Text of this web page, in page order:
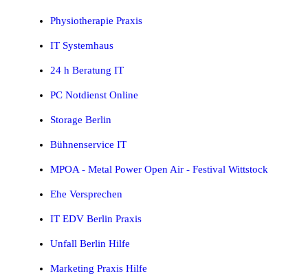
Physiotherapie Praxis
IT Systemhaus
24 h Beratung IT
PC Notdienst Online
Storage Berlin
Bühnenservice IT
MPOA - Metal Power Open Air - Festival Wittstock
Ehe Versprechen
IT EDV Berlin Praxis
Unfall Berlin Hilfe
Marketing Praxis Hilfe